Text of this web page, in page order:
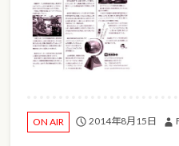
ON AIR 2014年8月15日